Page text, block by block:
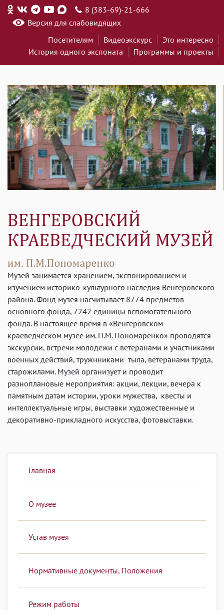
8 (383-69)-21-666
Версия для слабовидящих
Посетителям
Видеоэкскурс
Это интересно
История одного экспоната
Программы и проекты
Музей занимается хранением, экспонированием и
изучением историко-культурного наследия Венгеровского
района. Фонд музея насчитывает 8774 предметов
основного фонда, 7242 единицы вспомогательного
фонда. В настоящее время в «Венгеровском
краеведческом музее им. П.М. Пономаренко» проводятся
экскурсии, встречи молодежи с ветеранами и участниками
военных действий, тружнниками тыла, ветеранами труда,
старожилами. Музей организует и проводит
разноплановые мероприятия: акции, лекции, вечера к
памятным датам истории, уроки мужества, квесты и
интеллектуальные игры, выставки художественные и
декоративно-прикладного искусства, фотовыставки.
Главная
О музее
Устав музея
Нормативные документы, Положения
Режим работы